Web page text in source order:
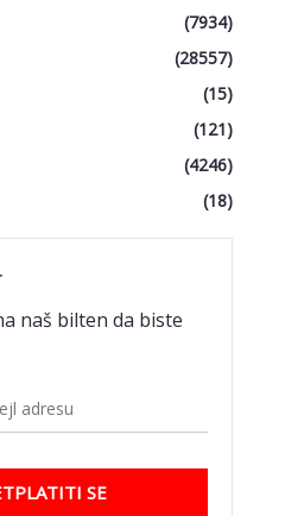
(7934)
(28557)
(15)
(121)
(4246)
(18)
naš bilten da biste
SE